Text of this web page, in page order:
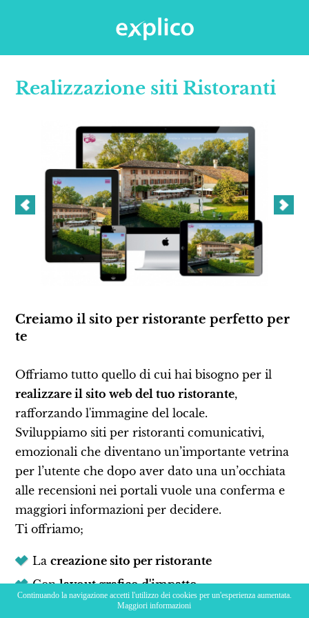
Realizzazione siti Ristoranti
Creiamo il sito per ristorante perfetto per
te
Offriamo tutto quello di cui hai bisogno per il
realizzare il sito web del tuo ristorante,
rafforzando l'immagine del locale.
Sviluppiamo siti per ristoranti comunicativi,
emozionali che diventano un’importante vetrina
per l’utente che dopo aver dato una un’occhiata
alle recensioni nei portali vuole una conferma e
maggiori informazioni per decidere.
Ti offriamo;
Lacreazione sito per ristorante
Conlayout grafico d'impatto
Servizio fotografo professionale
Continuando la navigazione accetti l'utilizzo dei cookies per un'esperienza aumentata.
Maggiori informazioni